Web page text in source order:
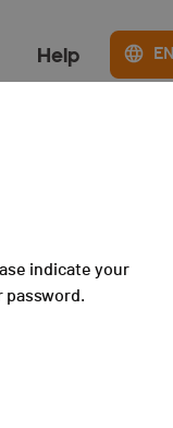
indicate your
password.
Help EN